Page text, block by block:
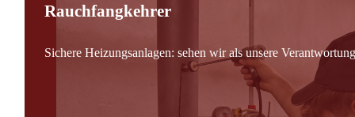
Rauchfangkehrer
Sichere Heizungsanlagen: sehen wir als unsere